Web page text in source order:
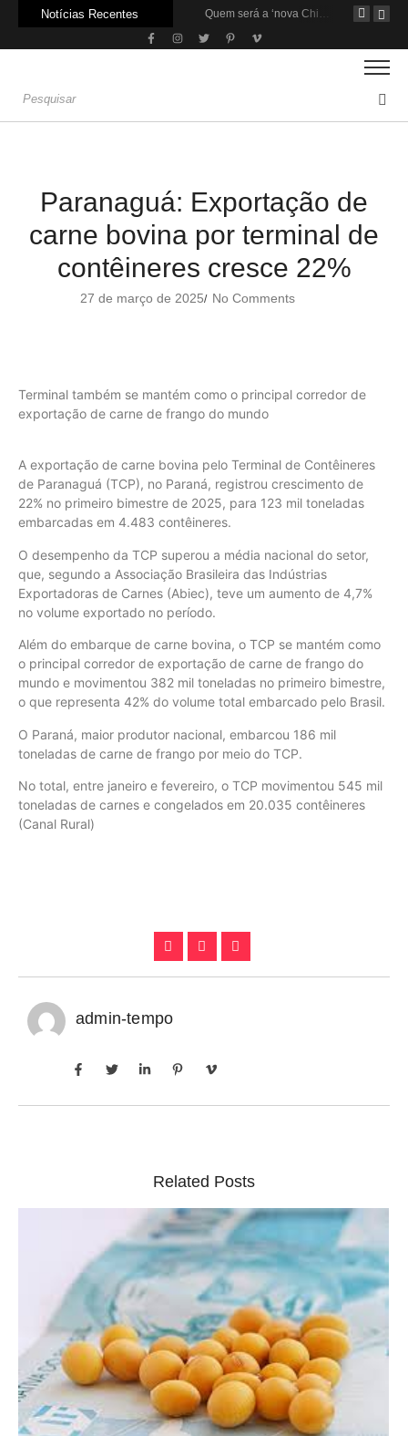
Notícias Recentes Quem será a ‘nova China’ do agro quando o apetite de Pequim acabar?
Paranaguá: Exportação de
carne bovina por terminal de
contêineres cresce 22%
27 de março de 2025/ No Comments
Terminal também se mantém como o principal corredor de
exportação de carne de frango do mundo
A exportação de carne bovina pelo Terminal de Contêineres
de Paranaguá (TCP), no Paraná, registrou crescimento de
22% no primeiro bimestre de 2025, para 123 mil toneladas
embarcadas em 4.483 contêineres.
O desempenho da TCP superou a média nacional do setor,
que, segundo a Associação Brasileira das Indústrias
Exportadoras de Carnes (Abiec), teve um aumento de 4,7%
no volume exportado no período.
Além do embarque de carne bovina, o TCP se mantém como
o principal corredor de exportação de carne de frango do
mundo e movimentou 382 mil toneladas no primeiro bimestre,
o que representa 42% do volume total embarcado pelo Brasil.
O Paraná, maior produtor nacional, embarcou 186 mil
toneladas de carne de frango por meio do TCP.
No total, entre janeiro e fevereiro, o TCP movimentou 545 mil
toneladas de carnes e congelados em 20.035 contêineres
(Canal Rural)
admin-tempo
Related Posts